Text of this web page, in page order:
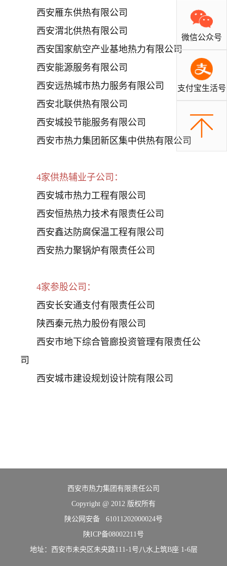
微信公众号
支付宝生活号
西安雁东供热有限公司
西安渭北供热有限公司
西安国家航空产业基地热力有限公司
西安能源服务有限公司
西安远热城市热力服务有限公司
西安北联供热有限公司
西安城投节能服务有限公司
西安市热力集团新区集中供热有限公司
4家供热辅业子公司：
西安城市热力工程有限公司
西安恒热热力技术有限责任公司
西安鑫达防腐保温工程有限公司
西安热力聚锅炉有限责任公司
4家参股公司：
西安长安通支付有限责任公司
陕西秦元热力股份有限公司
西安市地下综合管廊投资管理有限责任公
司
西安城市建设规划设计院有限公司
西安市热力集团有限责任公司
Copyright @ 2012 版权所有
陕公网安备 61011202000024号
陕ICP备08002211号
地址：西安市未央区未央路111-1号八水上筑B座 1-6层